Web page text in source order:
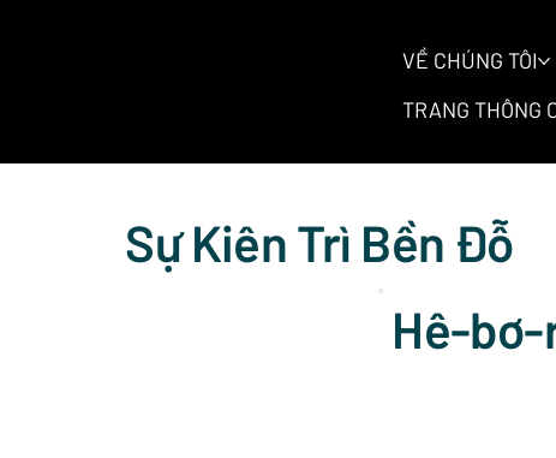
VỀ CHÚNG TÔI
TRANG THÔNG
Sự Kiên Trì Bền Đỗ
Hê-